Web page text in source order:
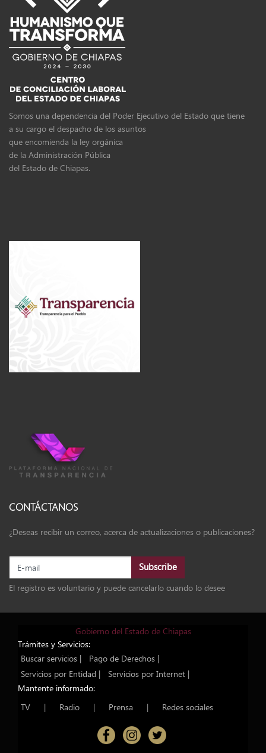
Somos una dependencia del Poder Ejecutivo del Estado que tiene
a su cargo el despacho de los asuntos
que encomienda la ley orgánica
de la Administración Pública
del Estado de Chiapas.
CONTÁCTANOS
¿Deseas recibir un correo, acerca de actualizaciones o publicaciones?
El registro es voluntario y puede cancelarlo cuando lo desee
Gobierno del Estado de Chiapas
Trámites y Servicios:
Buscar servicios |
Pago de Derechos |
Servicios por Entidad |
Servicios por Internet |
Mantente informado:
TV
| Radio | Prensa | Redes sociales